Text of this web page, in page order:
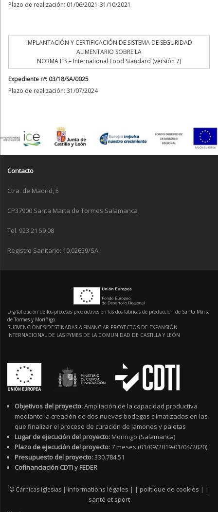
Plazo de realización: 01/06/2021-31/10/2021
IMPLANTACIÓN Y CERTIFICACIÓN DE SISTEMA DE SEGURIDAD
ALIMENTARIO SOBRE LA
NORMA IFS – International Food Standard (versión 7)
Expediente nº: 03/18/SA/0025
Plazo de realización: 31/07/2024
Contacto
Ctra. de Madrid, 5
CP37900 Santa Marta de Tormes Salamanca
Tel. 923 21 59 08
Registro Sanitario: 10.02659/SA
Digitalización de los procesos productivos en las dos fábricas de producción de Santa Marta
de Tormes y Moríñigo.
SUBVENCIONES DESTINADAS A FINANCIAR PROYECTOS DE EXPANSIÓN
INTERNACIONAL DE LAS PYMES DE LA COMUNIDAD DE CASTILLA Y LEÓN
Objetivos del proyecto:Ampliación de la capacidad productiva
mediante la creación de dos nuevas bodegas climatizadas en las
que finalizar el proceso de curación de jamones y paletas
Lugar de ejecución del proyecto: Moriñigo (Salamanca)
Plazo de ejecución del proyecto:7 meses (01/09/2019-01/04/2020)
Presupuesto del proyecto:330.784,51
Cofinanciación CDTI y FEDER
© Cárnicas Iglesias | informations légales | | politique de cookies | |
santé et sport